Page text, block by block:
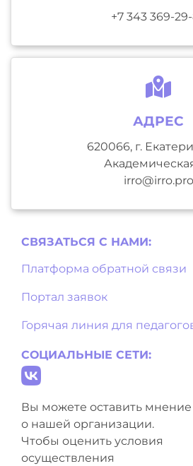
+7 343 369-
АДРЕС
620066, г.
irro@irro.pro
СВЯЗАТЬСЯ С НAМИ:
Платформа обратной связи
Портал заявок
Горячая линия для
СОЦИАЛЬНЫЕ СЕТИ:
Вы можете оставить мнение
о нашей организации.
Чтобы оценить условия
осуществления